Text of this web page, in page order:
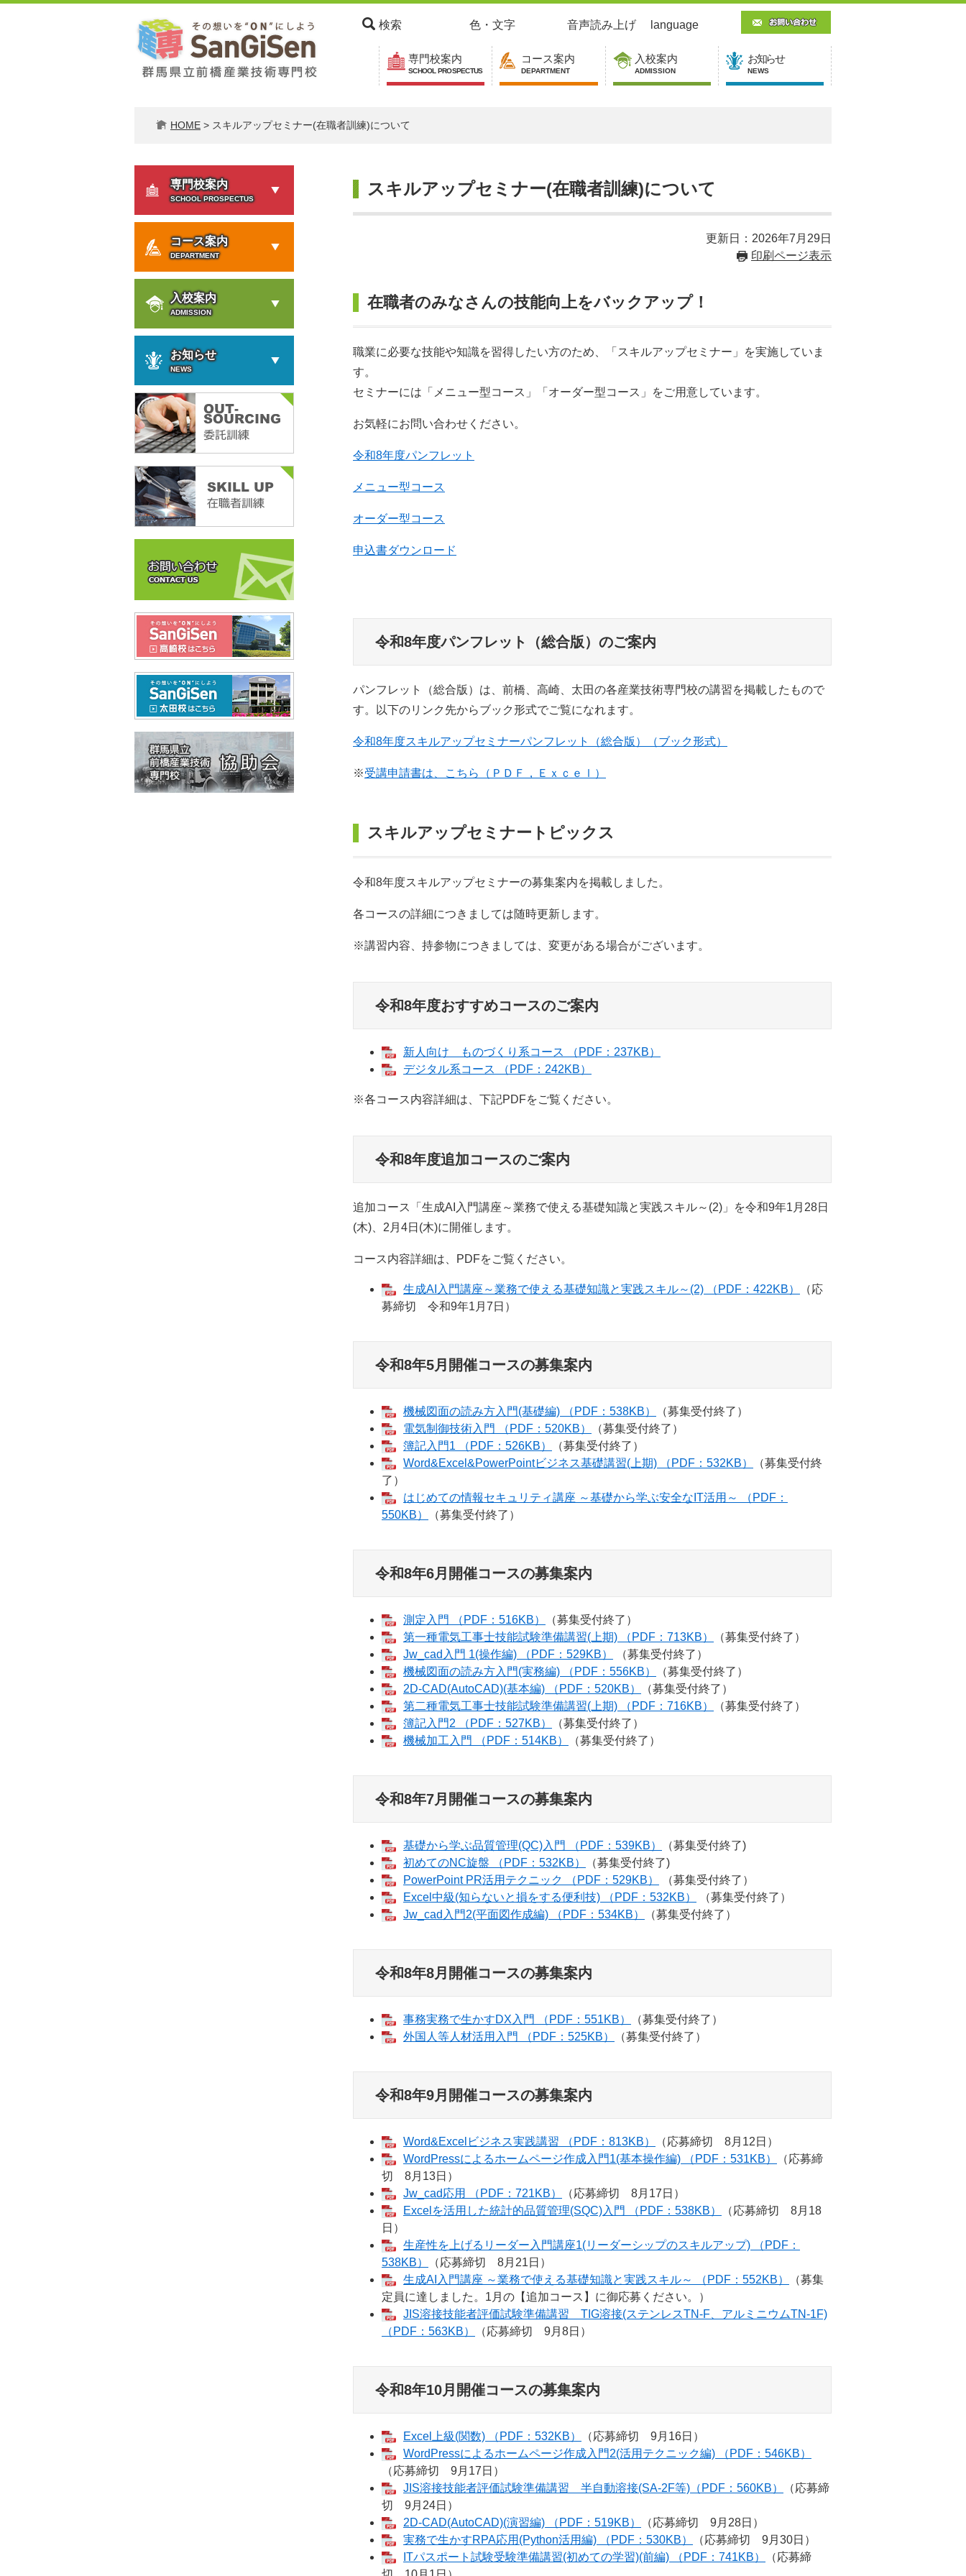
検索 色・文字 音声読み上げ language
専門校案内
SCHOOL PROSPECTUS
コース案内
DEPARTMENT
入校案内
ADMISSION
お知らせ
NEWS
HOME > スキルアップセミナー(在職者訓練)について
文
スキルアップセミナー(在職者訓練)について
更新日：2026年7月29日
印刷ページ表示
在職者のみなさんの技能向上をバックアップ！
職業に必要な技能や知識を習得したい方のため、「スキルアップセミナー」を実施していま
す。
セミナーには「メニュー型コース」「オーダー型コース」をご用意しています。
お気軽にお問い合わせください。​
令和8年度パンフレット
メニュー型コース
オーダー型コース
申込書ダウンロード
令和8年度パンフレット（総合版）のご案内
パンフレット（総合版）は、前橋、高崎、太田の各産業技術専門校の講習を掲載したもので
す。以下のリンク先からブック形式でご覧になれます。
令和8年度スキルアップセミナーパンフレット（総合版）（ブック形式）
※受講申請書は、こちら（ＰＤＦ，Ｅｘｃｅｌ）
スキルアップセミナートピックス
令和8年度スキルアップセミナーの募集案内を掲載しました。
各コースの詳細につきましては随時更新します。
※講習内容、持参物につきましては、変更がある場合がございます。
令和8年度おすすめコースのご案内
新人向け ものづくり系コース （PDF：237KB）
デジタル系コース （PDF：242KB）
※各コース内容詳細は、下記PDFをご覧ください。
令和8年度追加コースのご案内
追加コース「生成AI入門講座～業務で使える基礎知識と実践スキル～(2)」を令和9年1月28日
(木)、2月4日(木)に開催します。
コース内容詳細は、PDFをご覧ください。
生成AI入門講座～業務で使える基礎知識と実践スキル～(2) （PDF：422KB）
（応
募締切 令和9年1月7日）
令和8年5月開催コースの募集案内
機械図面の読み方入門(基礎編) （PDF：538KB）
（募集受付終了）
電気制御技術入門 （PDF：520KB）
（募集受付終了）
簿記入門1 （PDF：526KB）
（募集受付終了）
Word&Excel&PowerPointビジネス基礎講習(上期) （PDF：532KB）
（募集受付終
了）
はじめての情報セキュリティ講座 ～基礎から学ぶ安全なIT活用～ （PDF：
550KB）
（募集受付終了）
令和8年6月開催コースの募集案内
測定入門 （PDF：516KB）
（募集受付終了）
第一種電気工事士技能試験準備講習(上期) （PDF：713KB）
（募集受付終了）
Jw_cad入門 1(操作編) （PDF：529KB）
（募集受付終了）
機械図面の読み方入門(実務編) （PDF：556KB）
（募集受付終了）
2D-CAD(AutoCAD)(基本編) （PDF：520KB）
（募集受付終了）
第二種電気工事士技能試験準備講習(上期) （PDF：716KB）
（募集受付終了）
簿記入門2 （PDF：527KB）
（募集受付終了）
機械加工入門 （PDF：514KB）
（募集受付終了）
令和8年7月開催コースの募集案内
基礎から学ぶ品質管理(QC)入門 （PDF：539KB）
（募集受付終了)
初めてのNC旋盤 （PDF：532KB）
（募集受付終了)
PowerPoint PR活用テクニック （PDF：529KB）
（募集受付終了）
Excel中級(知らないと損をする便利技) （PDF：532KB）
（募集受付終了）
Jw_cad入門2(平面図作成編) （PDF：534KB）
（募集受付終了）
令和8年8月開催コースの募集案内
事務実務で生かすDX入門 （PDF：551KB）
（募集受付終了）
外国人等人材活用入門 （PDF：525KB）
（募集受付終了）
令和8年9月開催コースの募集案内
Word&Excelビジネス実践講習 （PDF：813KB）
（応募締切 8月12日）
WordPressによるホームページ作成入門1(基本操作編) （PDF：531KB）
（応募締
切 8月13日）
Jw_cad応用 （PDF：721KB）
（応募締切 8月17日）
Excelを活用した統計的品質管理(SQC)入門 （PDF：538KB）
（応募締切 8月18
日）
生産性を上げるリーダー入門講座1(リーダーシップのスキルアップ) （PDF：
538KB）
（応募締切 8月21日）
生成AI入門講座 ～業務で使える基礎知識と実践スキル～ （PDF：552KB）
（募集
定員に達しました。1月の【追加コース】に御応募ください。）
JIS溶接技能者評価試験準備講習 TIG溶接(ステンレスTN-F、アルミニウムTN-1F)
（PDF：563KB）
（応募締切 9月8日）
令和8年10月開催コースの募集案内
Excel上級(関数) （PDF：532KB）
（応募締切 9月16日）
WordPressによるホームページ作成入門2(活用テクニック編) （PDF：546KB）
（応募締切 9月17日）
JIS溶接技能者評価試験準備講習 半自動溶接(SA-2F等)（PDF：560KB）
（応募締
切 9月24日）
2D-CAD(AutoCAD)(演習編) （PDF：519KB）
（応募締切 9月28日）
実務で生かすRPA応用(Python活用編) （PDF：530KB）
（応募締切 9月30日）
ITパスポート試験受験準備講習(初めての学習)(前編) （PDF：741KB）
（応募締
専門校案内
SCHOOL PROSPECTUS
コース案内
DEPARTMENT
入校案内
ADMISSION
お知らせ
NEWS